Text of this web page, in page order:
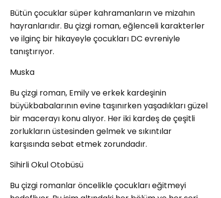
Bütün çocuklar süper kahramanların ve mizahın
hayranlarıdır. Bu çizgi roman, eğlenceli karakterler
ve ilginç bir hikayeyle çocukları DC evreniyle
tanıştırıyor.
Muska
Bu çizgi roman, Emily ve erkek kardeşinin
büyükbabalarının evine taşınırken yaşadıkları güzel
bir macerayı konu alıyor. Her iki kardeş de çeşitli
zorlukların üstesinden gelmek ve sıkıntılar
karşısında sebat etmek zorundadır.
Sihirli Okul Otobüsü
Bu çizgi romanlar öncelikle çocukları eğitmeyi